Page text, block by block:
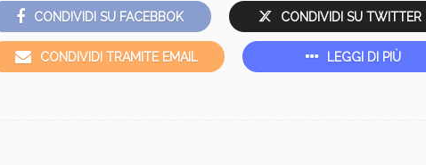
CONDIVIDI SU FACEBBOK CONDIVIDI SU TWITTER
CONDIVIDI TRAMITE EMAIL LEGGI DI PIÙ